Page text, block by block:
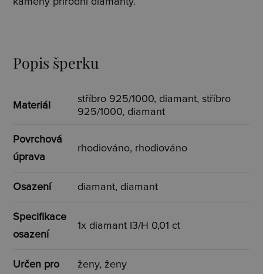
Popis šperku
Materiál
stříbro 925/1000, diamant, stříbro
925/1000, diamant
Povrchová
úprava
rhodiováno, rhodiováno
Osazení diamant, diamant
Specifikace
osazení
1x diamant I3/H 0,01 ct
Určen pro ženy, ženy